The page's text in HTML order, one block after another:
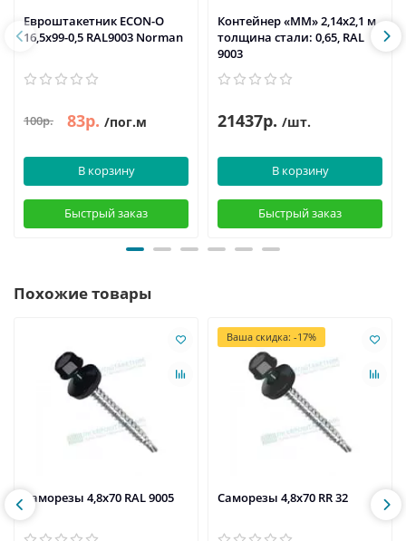
Евроштакетник ECON-O
16,5х99-0,5 RAL9003 Norman
100р. 83р. /пог.м
В корзину
Быстрый заказ
Контейнер «ММ» 2,14х2,1 м,
толщина стали: 0,65, RAL
9003
21437р. /шт.
В корзину
Быстрый заказ
Похожие товары
Саморезы 4,8х70 RAL 9005
Ваша скидка: -17%
Саморезы 4,8х70 RR 32